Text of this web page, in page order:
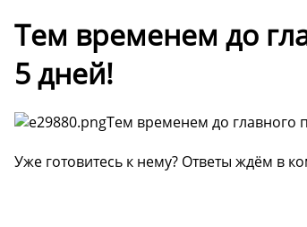
Тем временем до
5 дней!
Тем временем до главного
Уже готовитесь к нему? Ответы ждём в